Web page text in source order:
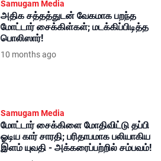
Samugam Media
அதிக சத்தத்துடன் வேகமாக பறந்த
மோட்டார் சைக்கிள்கள்; மடக்கிப்பிடித்த
பொலிஸார்!
10 months ago
Samugam Media
மோட்டார் சைக்கிளை மோதிவிட்டு தப்பி
ஓடிய கார் சாரதி; பரிதாபமாக பலியாகிய
இளம் யுவதி - அக்கரைப்பற்றில் சம்பவம்!